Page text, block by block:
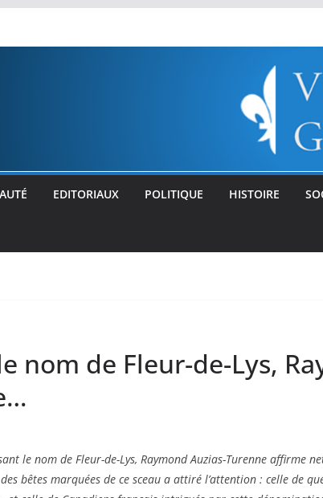
EDITORIAUX POLITIQUE HISTOIRE
nom de Fleur-de-Lys,
le nom de Fleur-de-Lys, Raymond Auzias-Turenne affirme
bêtes marquées de ce sceau a attiré l’attention : celle de